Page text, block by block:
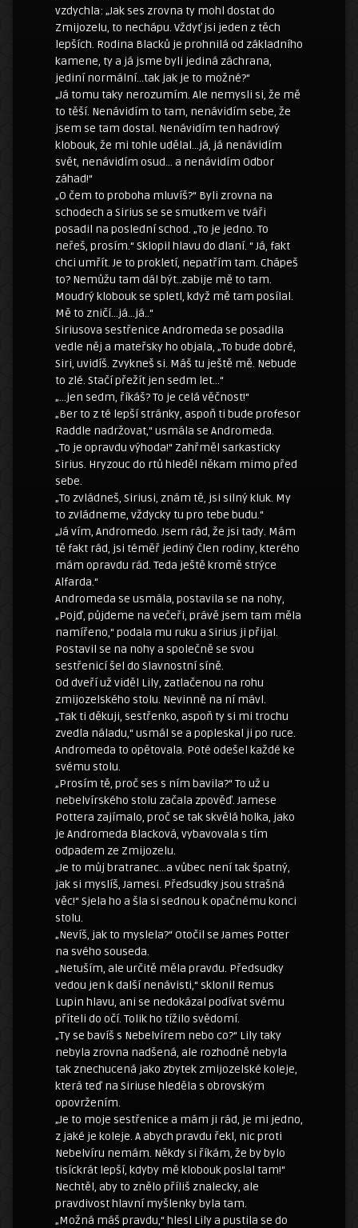
vzdychla: „Jak ses zrovna ty mohl dostat do
Zmijozelu, to nechápu. Vždyť jsi jeden z těch
lepších. Rodina Blacků je prohnilá od základního
kamene, ty a já jsme byli jediná záchrana,
jediní normální…tak jak je to možné?“
„Já tomu taky nerozumím. Ale nemysli si, že mě
to těší. Nenávidím to tam, nenávidím sebe, že
jsem se tam dostal. Nenávidím ten hadrový
klobouk, že mi tohle udělal…já, já nenávidím
svět, nenávidím osud… a nenávidím Odbor
záhad!“
„O čem to proboha mluvíš?“ Byli zrovna na
schodech a Sirius se se smutkem ve tváři
posadil na poslední schod. „To je jedno. To
neřeš, prosím.“ Sklopil hlavu do dlaní. “ Já, fakt
chci umřít. Je to prokletí, nepatřím tam. Chápeš
to? Nemůžu tam dál být..zabije mě to tam.
Moudrý klobouk se spletl, když mě tam posílal.
Mě to zničí…já…já..“
Siriusova sestřenice Andromeda se posadila
vedle něj a mateřsky ho objala, „To bude dobré,
Siri, uvidíš. Zvykneš si. Máš tu ještě mě. Nebude
to zlé. Stačí přežít jen sedm let…“
„…jen sedm, říkáš? To je celá věčnost!“
„Ber to z té lepší stránky, aspoň ti bude profesor
Raddle nadržovat,“ usmála se Andromeda.
„To je opravdu výhoda!“ Zahřměl sarkasticky
Sirius. Hryzouc do rtů hleděl někam mimo před
sebe.
„To zvládneš, Siriusi, znám tě, jsi silný kluk. My
to zvládneme, vždycky tu pro tebe budu.“
„Já vím, Andromedo. Jsem rád, že jsi tady. Mám
tě fakt rád, jsi téměř jediný člen rodiny, kterého
mám opravdu rád. Teda ještě kromě strýce
Alfarda.“
Andromeda se usmála, postavila se na nohy,
„Pojď, půjdeme na večeři, právě jsem tam měla
namířeno,“ podala mu ruku a Sirius ji přijal.
Postavil se na nohy a společně se svou
sestřenicí šel do Slavnostní síně.
Od dveří už viděl Lily, zatlačenou na rohu
zmijozelského stolu. Nevinně na ní mávl.
„Tak ti děkuji, sestřenko, aspoň ty si mi trochu
zvedla náladu,“ usmál se a popleskal ji po ruce.
Andromeda to opětovala. Poté odešel každé ke
svému stolu.
„Prosím tě, proč ses s ním bavila?“ To už u
nebelvírského stolu začala zpověď. Jamese
Pottera zajímalo, proč se tak skvělá holka, jako
je Andromeda Blacková, vybavovala s tím
odpadem ze Zmijozelu.
„Je to můj bratranec…a vůbec není tak špatný,
jak si myslíš, Jamesi. Předsudky jsou strašná
věc!“ Sjela ho a šla si sednou k opačnému konci
stolu.
„Nevíš, jak to myslela?“ Otočil se James Potter
na svého souseda.
„Netuším, ale určitě měla pravdu. Předsudky
vedou jen k další nenávisti,“ sklonil Remus
Lupin hlavu, ani se nedokázal podívat svému
příteli do očí. Tolik ho tížilo svědomí.
„Ty se bavíš s Nebelvírem nebo co?“ Lily taky
nebyla zrovna nadšená, ale rozhodně nebyla
tak znechucená jako zbytek zmijozelské koleje,
která teď na Siriuse hleděla s obrovským
opovržením.
„Je to moje sestřenice a mám ji rád, je mi jedno,
z jaké je koleje. A abych pravdu řekl, nic proti
Nebelvíru nemám. Někdy si říkám, že by bylo
tisíckrát lepší, kdyby mě klobouk poslal tam!“
Nechtěl, aby to znělo příliš znalecky, ale
pravdivost hlavní myšlenky byla tam.
„Možná máš pravdu,“ hlesl Lily a pustila se do